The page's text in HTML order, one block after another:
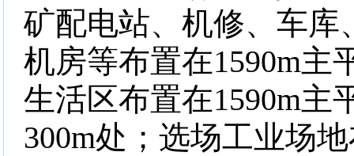
矿配电站、机修、车库
机房等布置在1590m主
生活区布置在1590m主
300m处；选场工业场